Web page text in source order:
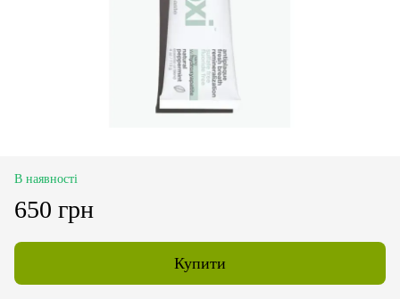
В наявності
650 грн
Купити